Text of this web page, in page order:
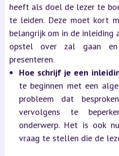
heeft als doel de lezer te
te leiden. Deze moet kort
belangrijk om in de inleiding
opstel over zal gaan
presenteren.
Hoe schrijf je een
te beginnen met een
probleem dat
vervolgens te
onderwerp. Het is ook
vraag te stellen die de